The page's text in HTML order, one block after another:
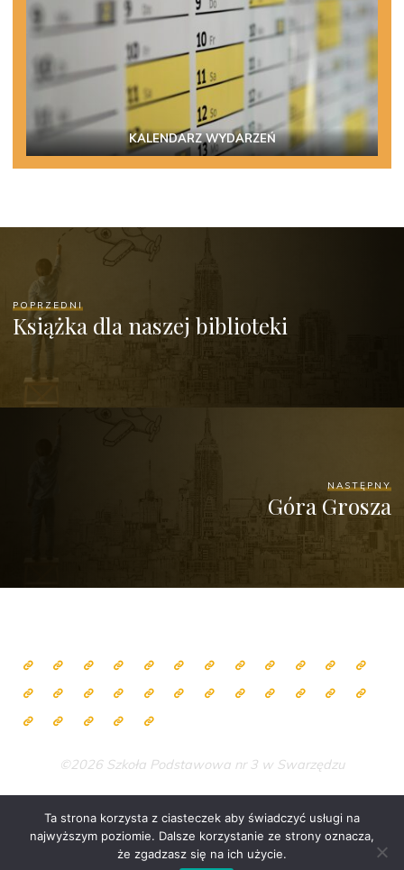
KALENDARZ WYDARZEŃ
POPRZEDNI
Książka dla naszej biblioteki
NASTĘPNY
Góra Grosza
©2026 Szkoła Podstawowa nr 3 w Swarzędzu
Zasilane przezBravada& WordPress .
Ta strona korzysta z ciasteczek aby świadczyć usługi na
najwyższym poziomie. Dalsze korzystanie ze strony oznacza,
że zgadzasz się na ich użycie.